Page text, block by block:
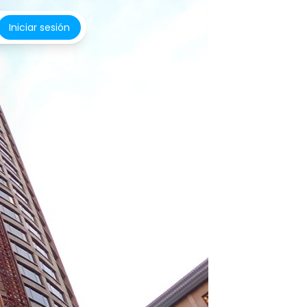
Iniciar sesión